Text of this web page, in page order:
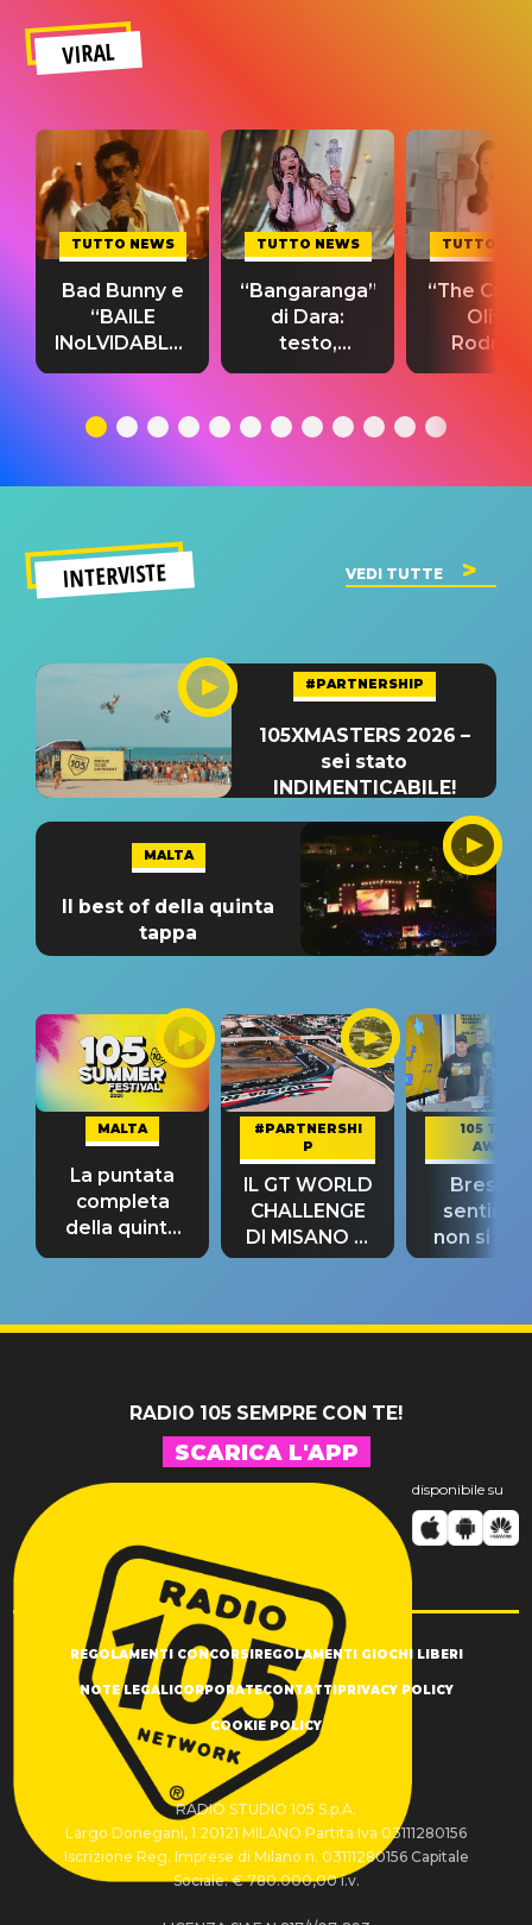
VIRAL
TUTTO NEWS
Bad Bunny e
“BAILE
INoLVIDABLE”:
testo,
significato
TUTTO NEWS
“Bangaranga”
di Dara:
testo,
traduzione e
del singolo
TUTTO
“The
Olivia
testo,
INTERVISTE VEDI TUTTE
#PARTNERSHIP
105XMASTERS 2026 –
sei stato
INDIMENTICABILE!
MALTA
Il best of della quinta
tappa
MALTA
La puntata
completa
della quinta
tappa
#PARTNERSHI
P
IL GT WORLD
CHALLENGE
DI MISANO si
riconferma
105 TAKE
AWAY
Bresh:
non si
fino alla
RADIO 105 SEMPRE CON TE!
SCARICA L'APP
disponibile su
REGOLAMENTI CONCORSI REGOLAMENTI GIOCHI LIBERI
NOTE LEGALI CORPORATECONTATTI PRIVACY POLICY
COOKIE POLICY
RADIO STUDIO 105 S.p.A.
Largo Donegani, 1 20121 MILANO Partita Iva 03111280156
Iscrizione Reg. Imprese di Milano n. 03111280156 Capitale
Sociale: € 780.000,00 i.v.